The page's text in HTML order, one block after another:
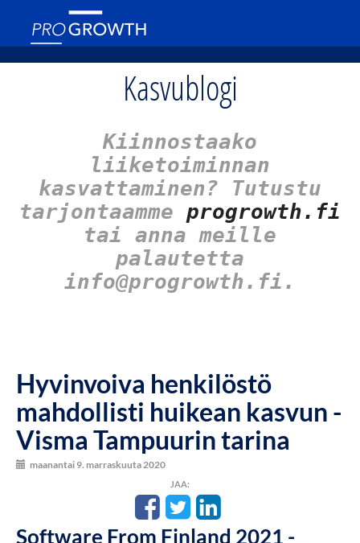
Kasvublogi
Kiinnostaako
liiketoiminnan
kasvattaminen? Tutustu
tarjontaamme progrowth.fi
tai anna meille
palautetta
info@progrowth.fi.
Hyvinvoiva henkilöstö
mahdollisti huikean kasvun -
Visma Tampuurin tarina
maanantai 9. marraskuuta 2020
JAA:
Software From Finland 2021 -